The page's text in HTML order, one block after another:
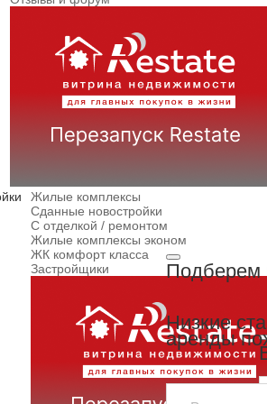
Жилые комплексы
Сданные новостройки
С отделкой / ремонтом
Жилые комплексы эконом
ЖК комфорт класса
Застройщики
Подберем
Низкие
аренды